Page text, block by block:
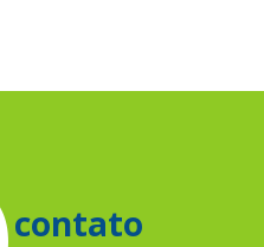
contato